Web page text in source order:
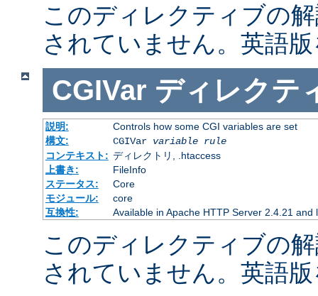
このディレクティブの
されていません。英語
CGIVar ディレクテ
説明:
Controls how some CGI variables are set
構文:
CGIVar variable rule
コンテキスト: ディレクトリ, .htaccess
上書き:
FileInfo
ステータス:
Core
モジュール:
core
互換性:
Available in Apache HTTP Server 2.4.21 and
このディレクティブの
されていません。英語